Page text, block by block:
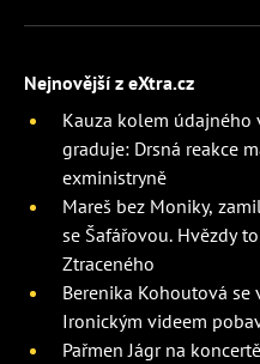
Nejnovější z eXtra.cz
Kauza kolem údajného
graduje: Drsná reakce
exministryně
Mareš bez Moniky,
se Šafářovou. Hvězdy
Ztraceného
Berenika Kohoutová se
Ironickým videem
Pařmen Jágr na